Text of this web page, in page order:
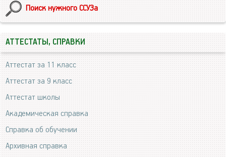
Поиск нужного ССУЗа
АТТЕСТАТЫ, СПРАВКИ
Аттестат за 11 класс
Аттестат за 9 класс
Аттестат школы
Академическая справка
Справка об обучении
Архивная справка